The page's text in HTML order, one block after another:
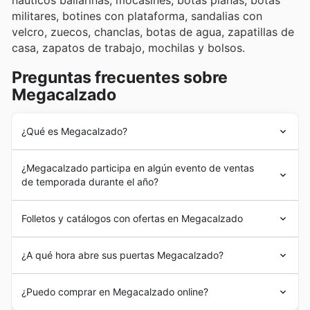
militares, botines con plataforma, sandalias con
velcro, zuecos, chanclas, botas de agua, zapatillas de
casa, zapatos de trabajo, mochilas y bolsos.
Preguntas frecuentes sobre
Megacalzado
¿Qué es Megacalzado?
Pamplona. Su concepto novedoso atrajo la atención de
sus clientes y en el 2004 comenzó a inaugurar
sucursales en nuevas ubicaciones.
Megacalzadodigitalizó sus tiendas en el 2015.
En la actualidadMegacalzado
es una de las principales
¿Megacalzado participa en algún evento de ventas
de temporada durante el año?
rebajas de temporadayofertas especialesa lo largo
del año en España. Mantente al día con suscatálogos
semanalesyfolletos de ofertas en nuestra plataforma
para no perderte ninguna oportunidad. Podrás
durante eventos como lasRebajas de Primavera
Folletos y catálogos con ofertas en Megacalzado
accesorios.
¿A qué hora abre sus puertas Megacalzado?
sábado de 9 am a 9 pm. Sus tiendas no abren los días
¿Puedo comprar en Megacalzado online?